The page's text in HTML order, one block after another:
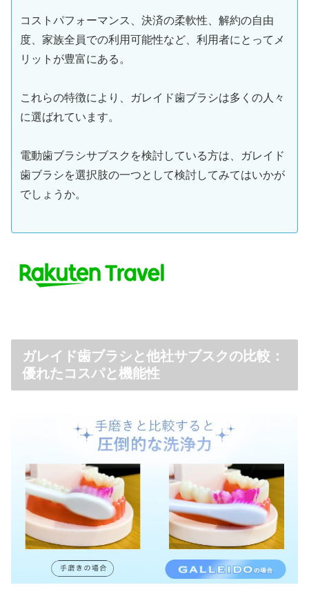
コストパフォーマンス、決済の柔軟性、解約の自由
度、家族全員での利用可能性など、利用者にとってメ
リットが豊富にある。
これらの特徴により、ガレイド歯ブラシは多くの人々
に選ばれています。
電動歯ブラシサブスクを検討している方は、ガレイド
歯ブラシを選択肢の一つとして検討してみてはいかが
でしょうか。
ガレイド歯ブラシと他社サブスクの比較：
優れたコスパと機能性